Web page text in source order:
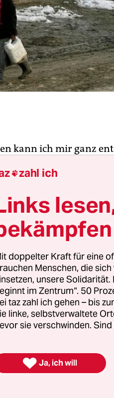
kann ich mir ganz
gegen den Einsatz
gehen." Sagt er. Tut
wenn man ihn
Monate
Mandate steht an.
Soldatinnen und
Assistance Force (Isaf).Die
Mission nun mit der
ab - und damit
eigentlich unterstützt.
dass die Aufnahmen
zahl ich
doppelter Kraft für eine
Menschen, die
unsere
im Zentrum“. 50
taz zahl ich gehen – bis
linke, selbstverwaltete
sie verschwinden.
 Ja, ich will